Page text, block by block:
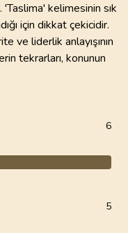
kelimesinin sık
için dikkat çekicidir.
ve liderlik anlayışının
tekrarları, konunun
6
5